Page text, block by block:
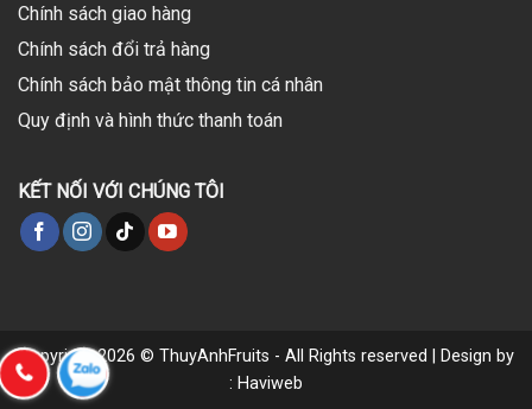
Chính sách giao hàng
Chính sách đổi trả hàng
Chính sách bảo mật thông tin cá nhân
Quy định và hình thức thanh toán
KẾT NỐI VỚI CHÚNG TÔI
Copyright 2026 © ThuyAnhFruits - All Rights reserved | Design by
: Haviweb